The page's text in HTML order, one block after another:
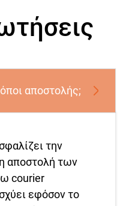
αποστολής;
την
αποστολή των
courier
εφόσον το